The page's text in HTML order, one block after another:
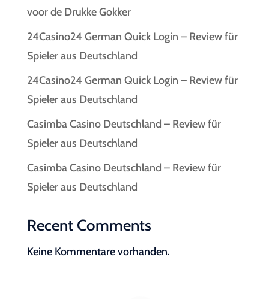
voor de Drukke Gokker
24Casino24 German Quick Login – Review für
Spieler aus Deutschland
24Casino24 German Quick Login – Review für
Spieler aus Deutschland
Casimba Casino Deutschland – Review für
Spieler aus Deutschland
Casimba Casino Deutschland – Review für
Spieler aus Deutschland
Recent Comments
Keine Kommentare vorhanden.